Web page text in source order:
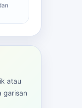
atau
garisan